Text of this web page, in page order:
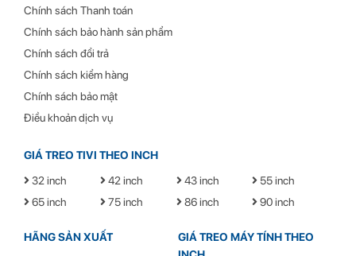
Chắc chắn, bền bỉ
Hotline tư vấn:
Chính sách Thanh toán
Chính sách bảo hành sản phẩm
Chính sách đổi trả
Chính sách kiểm hàng
Chính sách bảo mật
Điều khoản dịch vụ
GIÁ TREO TIVI THEO INCH
32 inch
42 inch 43 inch
55 inch
65 inch
75 inch 86 inch 90 inch
HÃNG SẢN XUẤT
GIÁ TREO MÁY TÍNH THEO